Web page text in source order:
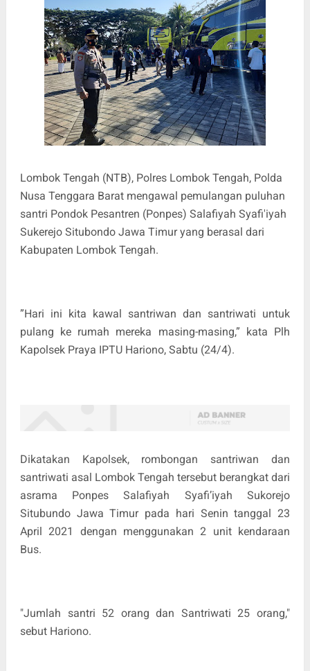
Lombok Tengah (NTB), Polres Lombok Tengah, Polda
Nusa Tenggara Barat mengawal pemulangan puluhan
santri Pondok Pesantren (Ponpes) Salafiyah Syafi'iyah
Sukerejo Situbondo Jawa Timur yang berasal dari
Kabupaten Lombok Tengah.
”Hari ini kita kawal santriwan dan santriwati untuk
pulang ke rumah mereka masing-masing,” kata Plh
Kapolsek Praya IPTU Hariono, Sabtu (24/4).
Dikatakan Kapolsek, rombongan santriwan dan
santriwati asal Lombok Tengah tersebut berangkat dari
asrama Ponpes Salafiyah Syafi’iyah Sukorejo
Situbundo Jawa Timur pada hari Senin tanggal 23
April 2021 dengan menggunakan 2 unit kendaraan
Bus.
"Jumlah santri 52 orang dan Santriwati 25 orang,"
sebut Hariono.